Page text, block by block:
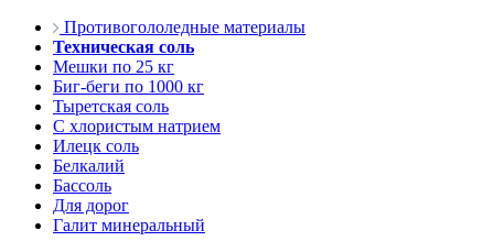
Противогололедные материалы
Техническая соль
Мешки по 25 кг
Биг-беги по 1000 кг
Тыретская соль
С хлористым натрием
Илецк соль
Белкалий
Бассоль
Для дорог
Галит минеральный